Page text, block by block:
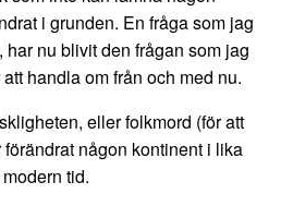
i grunden. En fråga som jag
har nu blivit den frågan som jag
handla om från och med nu.
eller folkmord (för att
någon kontinent i lika
tid.